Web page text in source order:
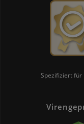
Spezifiziert für